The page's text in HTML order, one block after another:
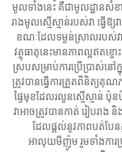
មូលទាំងនេះ គឺជាមូលដ្ឋានសំខា
រាងមូលស្មើស្មាន់របស់វា ធ្វើ
ខណៈដែលទម្ងន់ស្រាលរបស់វ
វត្ថុធាតុនេះមានភាពល្អឥតខ្ច
ស្របសម្រាប់ការប្រើប្រាស់នៅ
ត្រូវបានធ្វើការត្រួតពិនិត្យគុ
ផ្ទៃមុខដែលរលូនស្មើស្មាន់
វាអាចត្រូវបានកាត់ រៀបរាង
ដែលផ្តល់នូវភាពបត់បែ
អាលុយមីញ៉ូម រួមទាំងការប្